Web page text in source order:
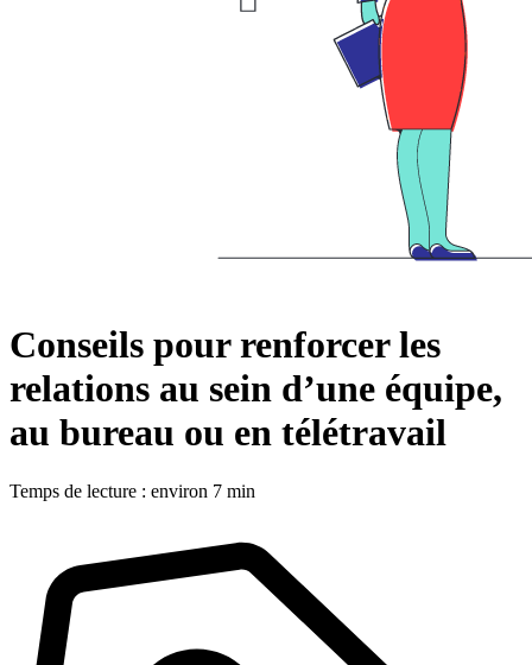
Conseils pour renforcer les
relations au sein d’une équipe,
au bureau ou en télétravail
Temps de lecture : environ 7 min